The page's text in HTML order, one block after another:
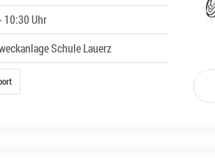
10:30 Uhr
Schule Lauerz